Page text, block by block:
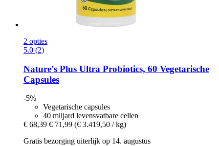
2 opties
5.0 (2)
Nature's Plus Ultra Probiotics, 60 Vegetarische
Capsules
-5%
Vegetarische capsules
40 miljard levensvatbare cellen
€ 68,39 € 71,99 (€ 3.419,50 / kg)
Gratis bezorging uiterlijk op 14. augustus